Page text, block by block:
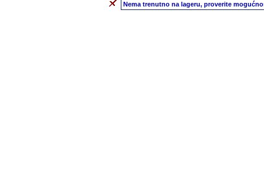
Nema trenutno na lageru, proverite